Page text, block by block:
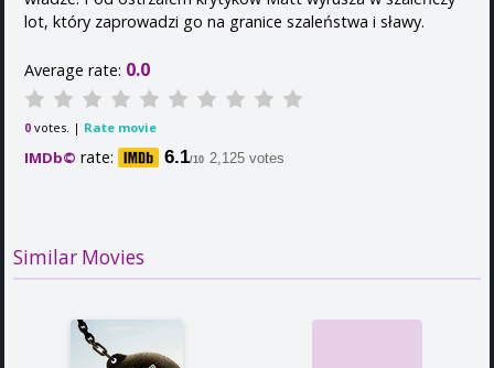
lot, który zaprowadzi go na granice szaleństwa i sławy.
Average rate: 0.0
0 votes. | Rate movie
IMDb© rate: 6.1/10 2,125 votes
Similar Movies